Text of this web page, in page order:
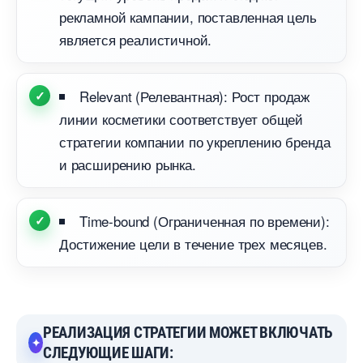
рекламной кампании, поставленная цель
является реалистичной.
Relevant (Релевантная): Рост продаж
линии косметики соответствует общей
стратегии компании по укреплению бренда
и расширению рынка.
Time-bound (Ограниченная по времени):
Достижение цели в течение трех месяцев.
РЕАЛИЗАЦИЯ СТРАТЕГИИ МОЖЕТ ВКЛЮЧАТЬ
СЛЕДУЮЩИЕ ШАГИ: